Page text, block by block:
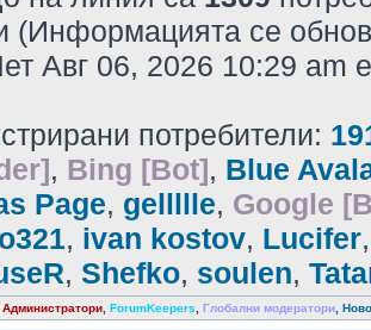
(Информацията се
Авг 06, 2026 10:29
потребители:
, Bing [Bot], Blue
Page, gellllle, Google
, ivan kostov, Lucifer
, Shefko, soulen,
Администратори ForumKeepers Глобални модератори